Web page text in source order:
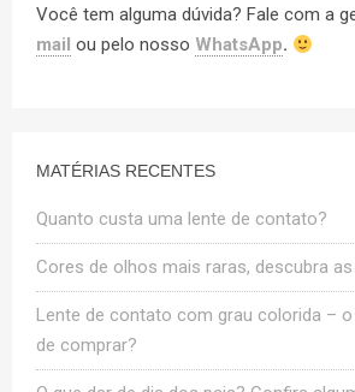
Você tem alguma dúvida? Fale com a
mail ou pelo nosso WhatsApp.
MATÉRIAS RECENTES
Quanto custa uma lente de contato?
Cores de olhos mais raras, descubra
Lente de contato com grau colorida –
de comprar?